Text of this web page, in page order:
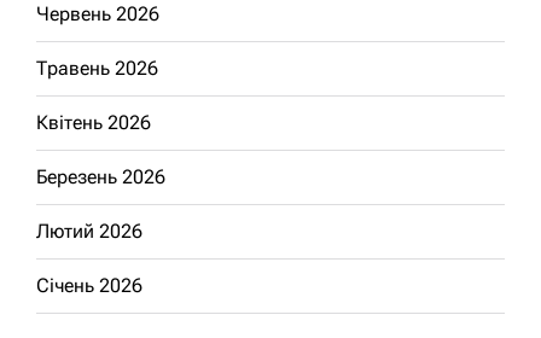
Червень 2026
Травень 2026
Квітень 2026
Березень 2026
Лютий 2026
Січень 2026